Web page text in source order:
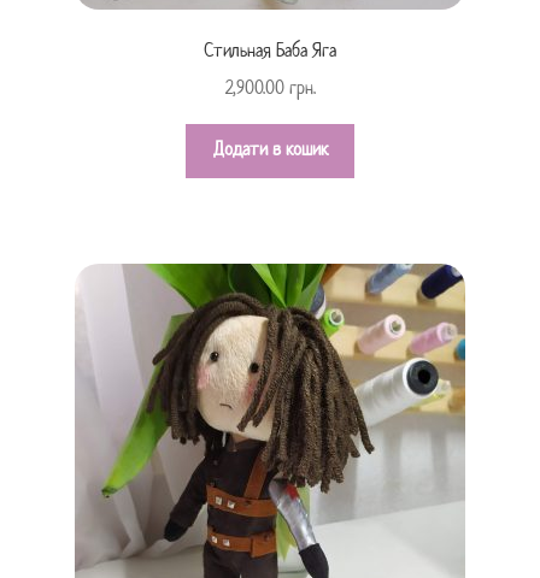
Стильная Баба Яга
2,900.00 грн.
Додати в кошик